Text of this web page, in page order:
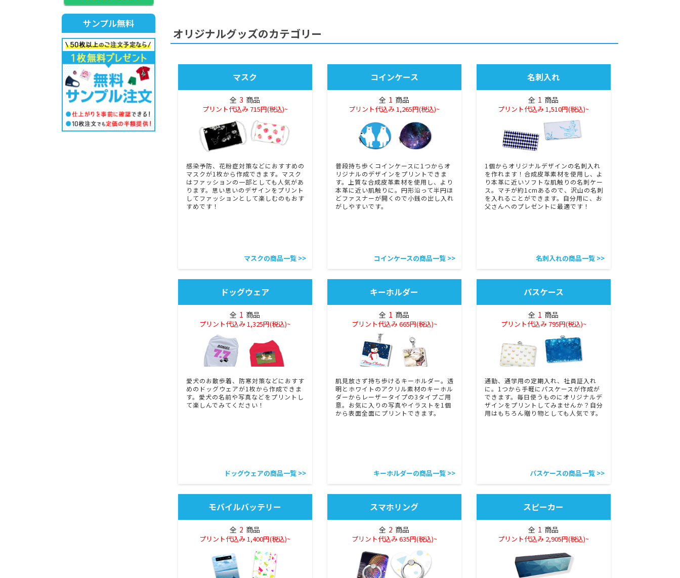
オリジナルグッズのカテゴリー
マスク
全 3 商品
プリント代込み 715円(税込)~
感染予防、花粉症対策などにおすすめの
マスクが1枚から作成できます。マスク
はファッションの一部としても人気があ
ります。思い思いのデザインをプリント
してファッションとして楽しむのもおす
すめです！
マスクの商品一覧 >>
コインケース
全 1 商品
プリント代込み 1,265円(税込)~
普段持ち歩くコインケースに1つからオ
リジナルのデザインをプリントできま
す。上質な合成皮革素材を使用し、より
本革に近い肌触りに。円形沿って半円ほ
どファスナーが開くので小銭の出し入れ
がしやすいです。
コインケースの商品一覧 >>
名刺入れ
全 1 商品
プリント代込み 1,510円(税込)~
1個からオリジナルデザインの名刺入れ
を作れます！合成皮革素材を使用し、よ
り本革に近いソフトな肌触りの名刺ケー
ス。マチが約1cmあるので、沢山の名刺
を入れることができます。自分用に、お
父さんへのプレゼントに最適です！
名刺入れの商品一覧 >>
ドッグウェア
全 1 商品
プリント代込み 1,325円(税込)~
愛犬のお散歩着、防寒対策などにおすす
めのドッグウェアが1枚から作成できま
す。愛犬の名前や写真などをプリントし
て楽しんでみてください！
ドッグウェアの商品一覧 >>
キーホルダー
全 1 商品
プリント代込み 665円(税込)~
肌見放さず持ち歩けるキーホルダー。透
明とホワイトのアクリル素材のキーホル
ダーからレーザータイプの3タイプご用
意。お気に入りの写真やイラストを1個
から表面全面にプリントできます。
キーホルダーの商品一覧 >>
パスケース
全 1 商品
プリント代込み 795円(税込)~
通勤、通学用の定期入れ、社員証入れ
に。1つから手軽にパスケースが作成が
できます。毎日使うものにオリジナルデ
ザインをプリントしてみませんか？自分
用はもちろん贈り物としても人気です。
パスケースの商品一覧 >>
モバイルバッテリー
全 2 商品
プリント代込み 1,400円(税込)~
スマホリング
全 2 商品
プリント代込み 635円(税込)~
スピーカー
全 1 商品
プリント代込み 2,905円(税込)~
サンプル無料